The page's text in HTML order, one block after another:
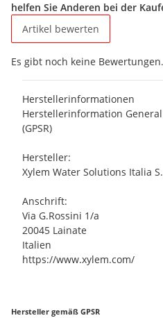
helfen Sie Anderen bei der
Artikel bewerten
Es gibt noch keine Bewertungen.
Herstellerinformationen
Herstellerinformation
(GPSR)
Hersteller:
Xylem Water Solutions Italia
Anschrift:
Via G.Rossini 1/a
20045 Lainate
Italien
https://www.xylem.com/
Hersteller gemäß GPSR